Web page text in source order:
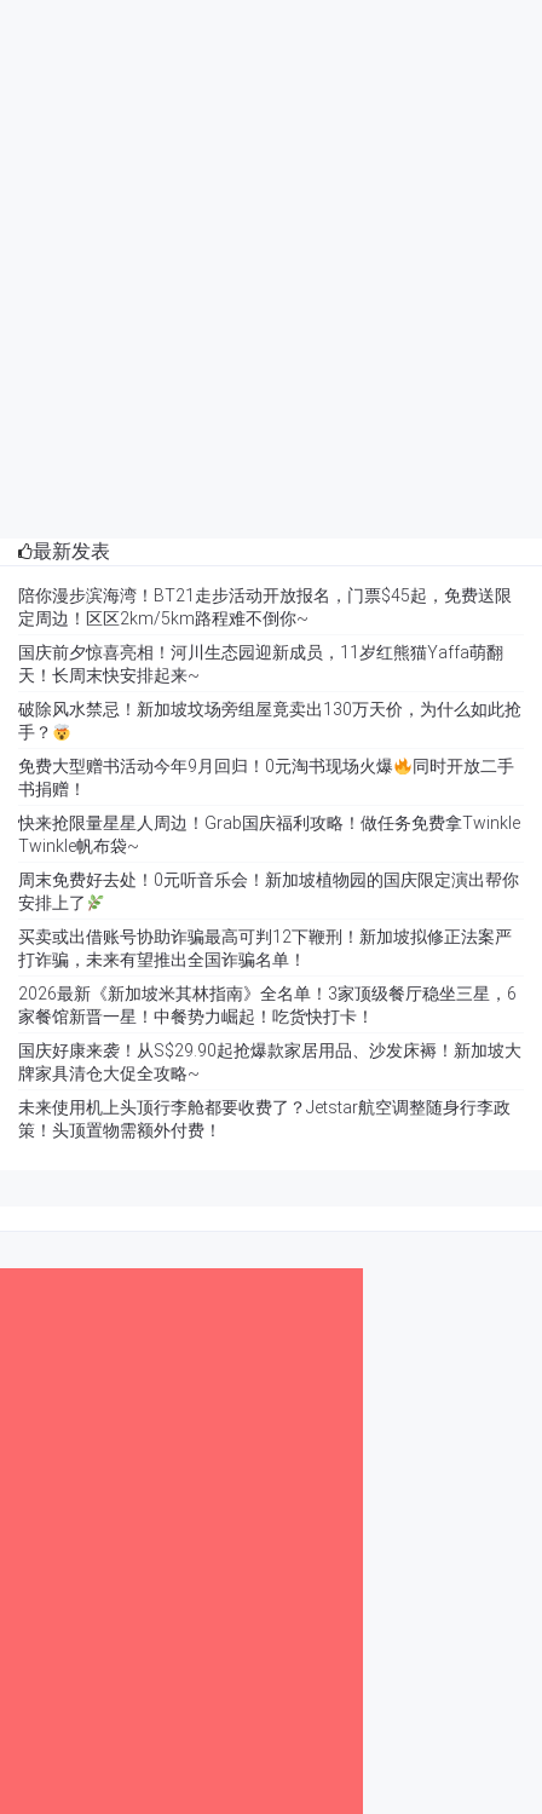
最新发表
陪你漫步滨海湾！BT21走步活动开放报名，门票$45起，免费送限
定周边！区区2km/5km路程难不倒你~
国庆前夕惊喜亮相！河川生态园迎新成员，11岁红熊猫Yaffa萌翻
天！长周末快安排起来~
破除风水禁忌！新加坡坟场旁组屋竟卖出130万天价，为什么如此抢
手？
免费大型赠书活动今年9月回归！0元淘书现场火爆
同时开放二手
书捐赠！
快来抢限量星星人周边！Grab国庆福利攻略！做任务免费拿Twinkle
Twinkle帆布袋~
周末免费好去处！0元听音乐会！新加坡植物园的国庆限定演出帮你
安排上了
买卖或出借账号协助诈骗最高可判12下鞭刑！新加坡拟修正法案严
打诈骗，未来有望推出全国诈骗名单！
2026最新《新加坡米其林指南》全名单！3家顶级餐厅稳坐三星，6
家餐馆新晋一星！中餐势力崛起！吃货快打卡！
国庆好康来袭！从S$29.90起抢爆款家居用品、沙发床褥！新加坡大
牌家具清仓大促全攻略~
未来使用机上头顶行李舱都要收费了？Jetstar航空调整随身行李政
策！头顶置物需额外付费！